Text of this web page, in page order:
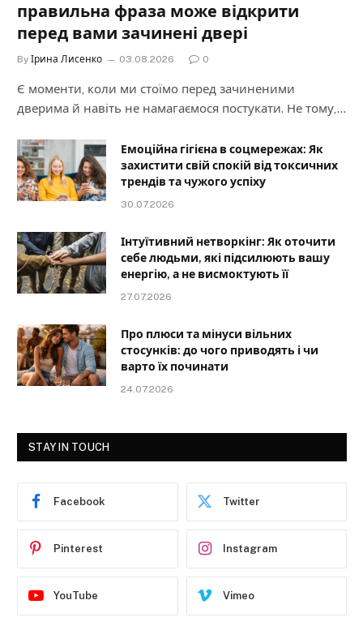
правильна фраза може відкрити
перед вами зачинені двері
By Ірина Лисенко 03.08.2026 0
Є моменти, коли ми стоїмо перед зачиненими
дверима й навіть не намагаємося постукати. Не тому,…
Емоційна гігієна в соцмережах: Як
захистити свій спокій від токсичних
трендів та чужого успіху
30.07.2026
Інтуїтивний нетворкінг: Як оточити
себе людьми, які підсилюють вашу
енергію, а не висмоктують її
27.07.2026
Про плюси та мінуси вільних
стосунків: до чого приводять і чи
варто їх починати
24.07.2026
STAY IN TOUCH
Facebook Twitter
Pinterest Instagram
YouTube Vimeo